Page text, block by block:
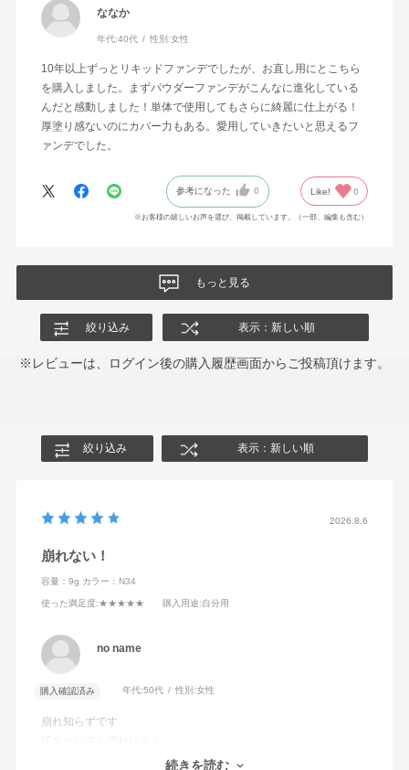
ななか
年代:40代 性別:女性
10年以上ずっとリキッドファンデでしたが、お直し用にとこちら
を購入しました。まずパウダーファンデがこんなに進化している
んだと感動しました！単体で使用してもさらに綺麗に仕上がる！
厚塗り感ないのにカバー力もある。愛用していきたいと思えるフ
ァンデでした。
参考になった 0 Like! 0
※お客様の嬉しいお声を選び、掲載しています。（一部、編集も含む）
もっと見る
絞り込み 表示：新しい順
※レビューは、ログイン後の購入履歴画面からご投稿頂けます。
絞り込み 表示：新しい順
2026.8.6
崩れない！
容量：9g カラー：N34
使った満足度:★★★★★ 購入用途:自分用
no name
購入確認済み 年代:50代 性別:女性
崩れ知らずです
化粧浮きもなく、1日しっかりカバーしてくれてます。少量でも伸
続きを読む